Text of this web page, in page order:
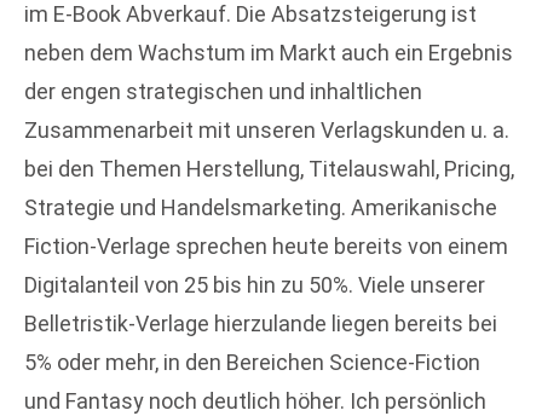
im E-Book Abverkauf. Die Absatzsteigerung ist
neben dem Wachstum im Markt auch ein Ergebnis
der engen strategischen und inhaltlichen
Zusammenarbeit mit unseren Verlagskunden u. a.
bei den Themen Herstellung, Titelauswahl, Pricing,
Strategie und Handelsmarketing. Amerikanische
Fiction-Verlage sprechen heute bereits von einem
Digitalanteil von 25 bis hin zu 50%. Viele unserer
Belletristik-Verlage hierzulande liegen bereits bei
5% oder mehr, in den Bereichen Science-Fiction
und Fantasy noch deutlich höher. Ich persönlich